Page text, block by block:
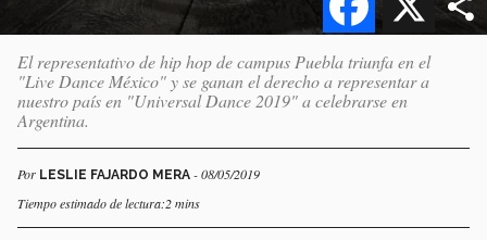
El representativo de hip hop de campus Puebla triunfa en el
"Live Dance México" y se ganan el derecho a representar a
nuestro país en "Universal Dance 2019" a celebrarse en
Argentina.
Por LESLIE FAJARDO MERA - 08/05/2019
Tiempo estimado de lectura:2 mins